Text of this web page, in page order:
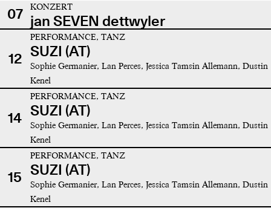
07
KONZERT
jan SEVEN dettwyler
12
PERFORMANCE, TANZ
SUZI (AT)
Sophie Germanier, Lan Perces, Jessica Tamsin Allemann, Dustin
Kenel
14
PERFORMANCE, TANZ
SUZI (AT)
Sophie Germanier, Lan Perces, Jessica Tamsin Allemann, Dustin
Kenel
15
PERFORMANCE, TANZ
SUZI (AT)
Sophie Germanier, Lan Perces, Jessica Tamsin Allemann, Dustin
Kenel